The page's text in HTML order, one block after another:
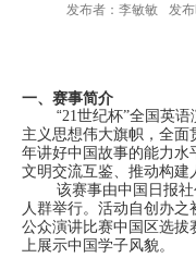
发布者：李敏敏 发
一、赛事简介
“21世纪杯”全国英
主义思想伟大旗帜，全
年讲好中国故事的能力水
文明交流互鉴、推动构建
该赛事由中国日报
人群举行。活动自创办之
公众演讲比赛中国区选拔
上展示中国学子风貌。